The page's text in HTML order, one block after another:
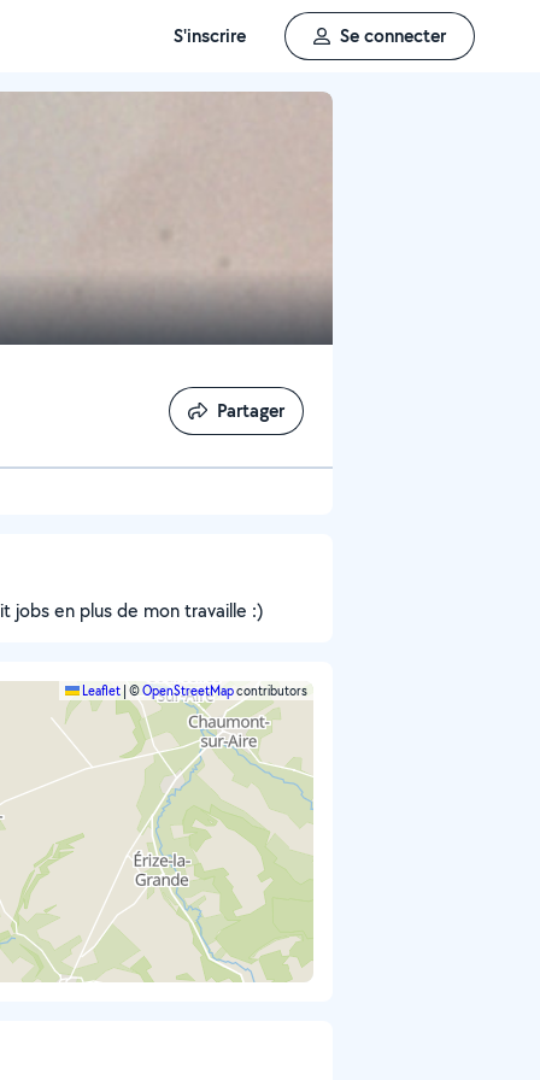
S'inscrire Se connecter
Partager
Partager
jobs en plus de mon travaille :)
Leaflet ©OpenStreetMapcontributors